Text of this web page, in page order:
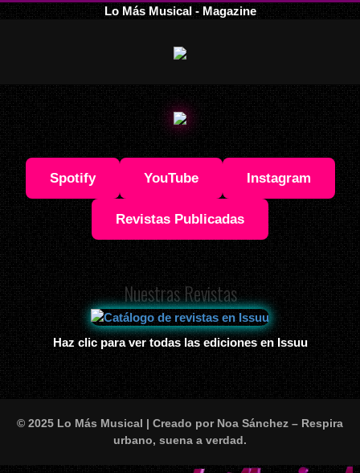
Lo Más Musical - Magazine
Spotify YouTube Instagram
Revistas Publicadas
Nuestras Revistas
Haz clic para ver todas las ediciones en Issuu
© 2025 Lo Más Musical | Creado por Noa Sánchez – Respira
urbano, suena a verdad.